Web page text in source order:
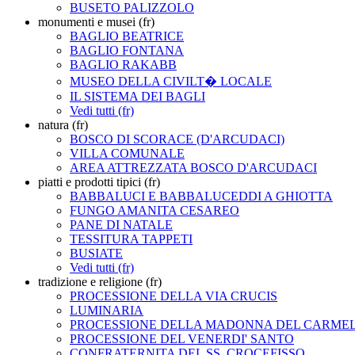
BUSETO PALIZZOLO
monumenti e musei (fr)
BAGLIO BEATRICE
BAGLIO FONTANA
BAGLIO RAKABB
MUSEO DELLA CIVILT� LOCALE
IL SISTEMA DEI BAGLI
Vedi tutti (fr)
natura (fr)
BOSCO DI SCORACE (D'ARCUDACI)
VILLA COMUNALE
AREA ATTREZZATA BOSCO D'ARCUDACI
piatti e prodotti tipici (fr)
BABBALUCI E BABBALUCEDDI A GHIOTTA
FUNGO AMANITA CESAREO
PANE DI NATALE
TESSITURA TAPPETI
BUSIATE
Vedi tutti (fr)
tradizione e religione (fr)
PROCESSIONE DELLA VIA CRUCIS
LUMINARIA
PROCESSIONE DELLA MADONNA DEL
PROCESSIONE DEL VENERDI' SANTO